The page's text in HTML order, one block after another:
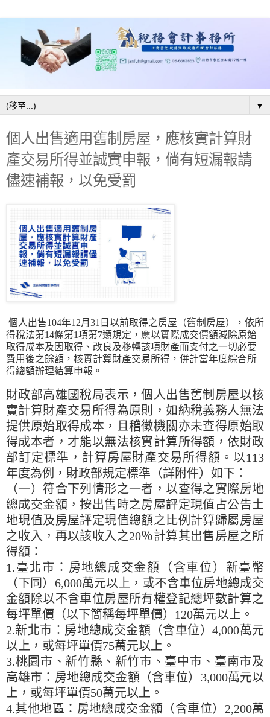
▼
個人出售適用舊制房屋，應核實計算財
產交易所得並誠實申報，倘有短漏報請
儘速補報，以免受罰
個人出售104年12月31日以前取得之房屋（舊制房屋），依所
得稅法第14條第1項第7類規定，應以實際成交價額減除原始
取得成本及因取得、改良及移轉該項財產而支付之一切必要
費用後之餘額，核實計算財產交易所得，併計當年度綜合所
得總額辦理結算申報。
財政部高雄國稅局表示，個人出售舊制房屋以核
實計算財產交易所得為原則，如納稅義務人無法
提供原始取得成本，且稽徵機關亦未查得原始取
得成本者，才能以無法核實計算所得額，依財政
部訂定標準，計算房屋財產交易所得額。以113
年度為例，財政部規定標準（詳附件）如下：
（一）符合下列情形之一者，以查得之實際房地
總成交金額，按出售時之房屋評定現值占公告土
地現值及房屋評定現值總額之比例計算歸屬房屋
之收入，再以該收入之20％計算其出售房屋之所
得額：
1.臺北市：房地總成交金額（含車位）新臺幣
（下同）6,000萬元以上，或不含車位房地總成交
金額除以不含車位房屋所有權登記總坪數計算之
每坪單價（以下簡稱每坪單價）120萬元以上。
2.新北市：房地總成交金額（含車位）4,000萬元
以上，或每坪單價75萬元以上。
3.桃園市、新竹縣、新竹市、臺中市、臺南市及
高雄市：房地總成交金額（含車位）3,000萬元以
上，或每坪單價50萬元以上。
4.其他地區：房地總成交金額（含車位）2,200萬